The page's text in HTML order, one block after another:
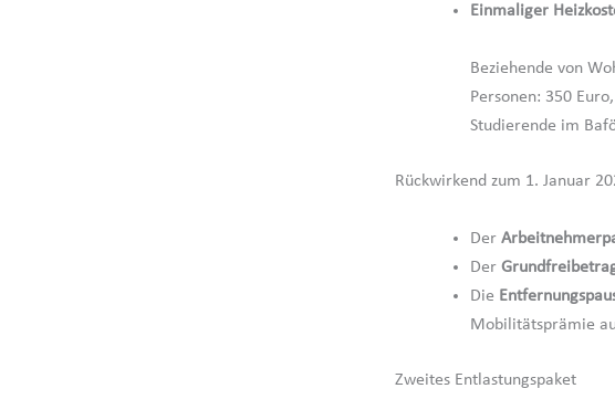
Einmaliger
Beziehende von
Personen: 350
Studierende im
Rückwirkend zum 1. Januar
Der
Der
Die
Mobilitätsprämie
Zweites Entlastungspaket